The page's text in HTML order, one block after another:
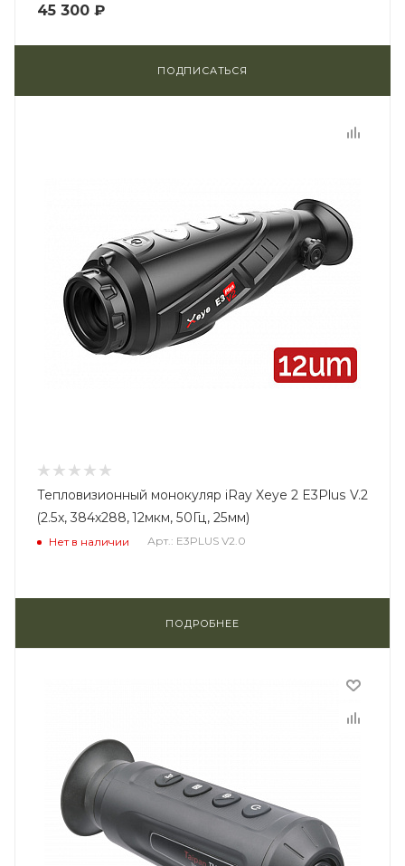
45 300 ₽
ПОДПИСАТЬСЯ
Тепловизионный монокуляр iRay Xeye 2 E3Plus V.2
(2.5x, 384х288, 12мкм, 50Гц, 25мм)
Нет в наличии Арт.: E3PLUS V2.0
ПОДРОБНЕЕ